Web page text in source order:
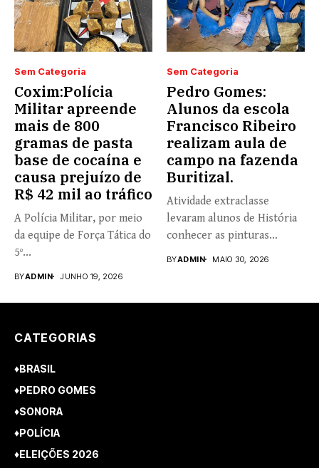
Sem Categoria
Coxim:Polícia
Militar apreende
mais de 800
gramas de pasta
base de cocaína e
causa prejuízo de
R$ 42 mil ao tráfico
A Polícia Militar, por meio
da equipe de Força Tática do
5º...
BYADMIN JUNHO 19, 2026
Sem Categoria
Pedro Gomes:
Alunos da escola
Francisco Ribeiro
realizam aula de
campo na fazenda
Buritizal.
Atividade extraclasse
levaram alunos de História
conhecer as pinturas
BYADMIN MAIO 30, 2026
CATEGORIAS
♦BRASIL
♦PEDRO GOMES
♦SONORA
♦POLÍCIA
♦ELEIÇÕES 2026